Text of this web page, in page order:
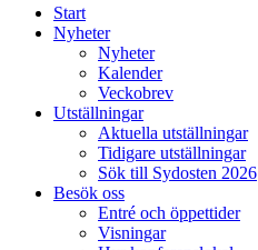
Inläggsnavigering
Start
Nyheter
Nyheter
Kalender
Veckobrev
Utställningar
Aktuella utställningar
Tidigare utställningar
Sök till Sydosten 2026
Besök oss
Entré och öppettider
Visningar